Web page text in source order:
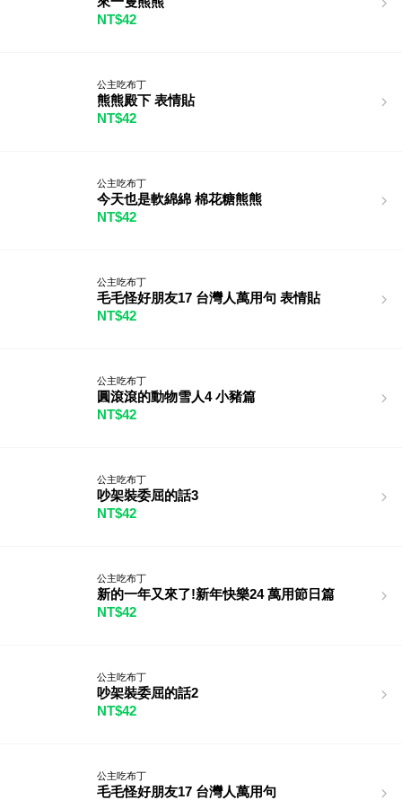
NT$42
公主吃布丁
熊熊殿下 表情貼
NT$42
公主吃布丁
今天也是軟綿綿 棉花糖熊熊
NT$42
公主吃布丁
毛毛怪好朋友17 台灣人萬用句 表情貼
NT$42
公主吃布丁
圓滾滾的動物雪人4 小豬篇
NT$42
公主吃布丁
吵架裝委屈的話3
NT$42
公主吃布丁
新的一年又來了!新年快樂24 萬用節日篇
NT$42
公主吃布丁
吵架裝委屈的話2
NT$42
公主吃布丁
毛毛怪好朋友17 台灣人萬用句